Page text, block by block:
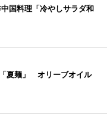
国料理「冷やしサラダ和
夏麺」 オリーブオイル